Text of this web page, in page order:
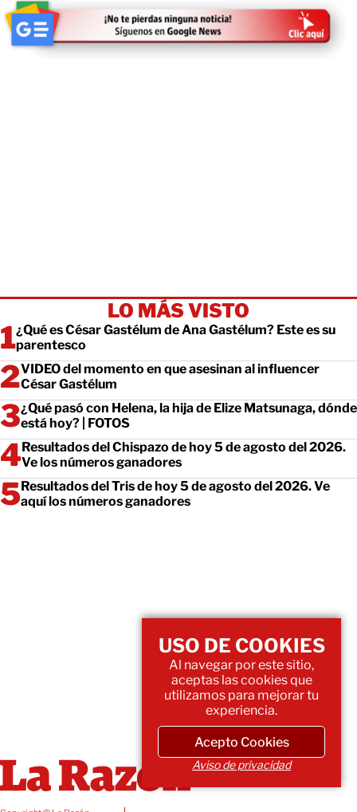
LO MÁS VISTO
¿Qué es César Gastélum de Ana Gastélum? Este es su
parentesco
VIDEO del momento en que asesinan al influencer
César Gastélum
¿Qué pasó con Helena, la hija de Elize Matsunaga, dónde
está hoy? | FOTOS
Resultados del Chispazo de hoy 5 de agosto del 2026.
Ve los números ganadores
Resultados del Tris de hoy 5 de agosto del 2026. Ve
aquí los números ganadores
USO DE COOKIES
Al navegar por este sitio,
aceptas las cookies que
utilizamos para mejorar tu
experiencia.
Acepto Cookies
Aviso de privacidad